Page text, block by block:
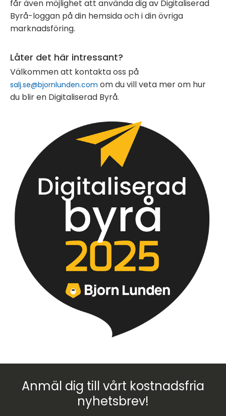
får även möjlighet att använda dig av Digitaliserad
Byrå-loggan på din hemsida och i din övriga
marknadsföring.
Låter det här intressant?
Välkommen att kontakta oss på
salj.se@bjornlunden.com om du vill veta mer om hur
du blir en Digitaliserad Byrå.
Anmäl dig till vårt kostnadsfria
nyhetsbrev!